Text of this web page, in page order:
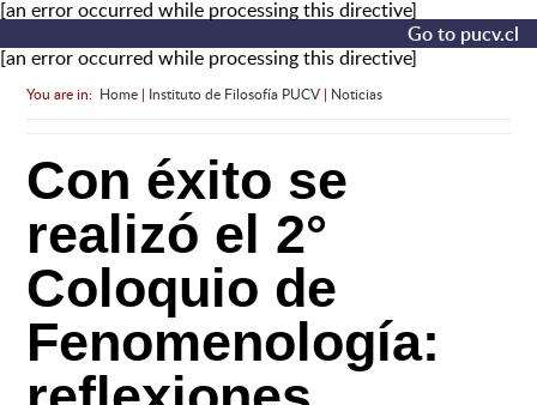
[an error occurred while processing this directive]
Go to pucv.cl
[an error occurred while processing this directive]
You are in: Home| Instituto de Filosofía PUCV| Noticias
Con éxito se
realizó el 2°
Coloquio de
Fenomenología: